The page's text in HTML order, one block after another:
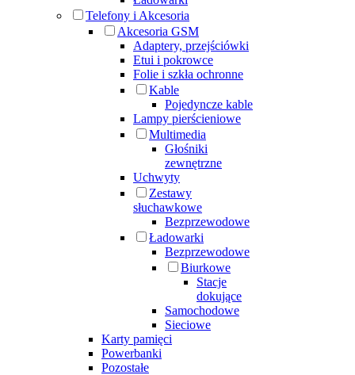
Telefony i Akcesoria
Akcesoria GSM
Adaptery, przejściówki
Etui i pokrowce
Folie i szkła ochronne
Kable
Pojedyncze kable
Lampy pierścieniowe
Multimedia
Głośniki
zewnętrzne
Uchwyty
Zestawy
słuchawkowe
Bezprzewodowe
Ładowarki
Bezprzewodowe
Biurkowe
Stacje
dokujące
Samochodowe
Sieciowe
Karty pamięci
Powerbanki
Pozostałe